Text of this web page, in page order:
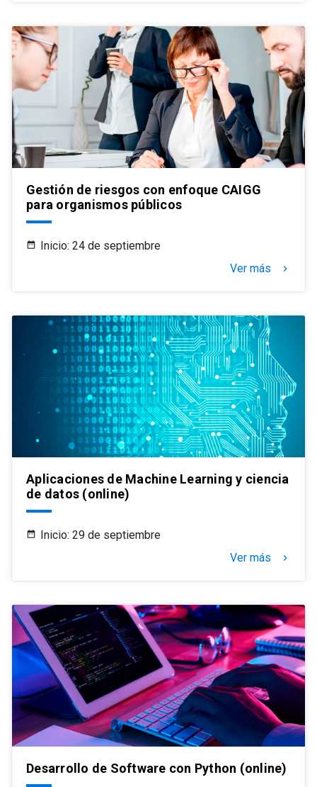
Gestión de riesgos con enfoque CAIGG
para organismos públicos
Inicio: 24 de septiembre
Ver más
keyboard_arrow_right
Aplicaciones de Machine Learning y ciencia
de datos (online)
Inicio: 29 de septiembre
Ver más
keyboard_arrow_right
Desarrollo de Software con Python (online)